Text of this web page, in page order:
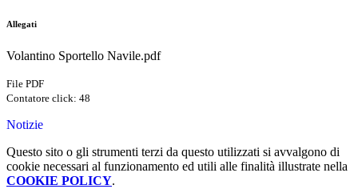
Allegati
Volantino Sportello Navile.pdf
File PDF
Contatore click: 48
Notizie
Questo sito o gli strumenti terzi da questo utilizzati si avvalgono di
cookie necessari al funzionamento ed utili alle finalità illustrate nella
COOKIE POLICY.